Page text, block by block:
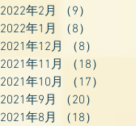
2022年2月
（9）
2022年1月
（8）
2021年12月
（8）
2021年11月
（18）
2021年10月
（17）
2021年9月
（20）
2021年8月
（18）